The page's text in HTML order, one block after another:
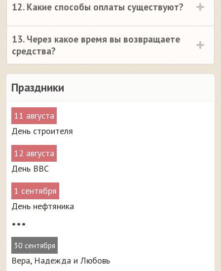
Праздники
11 августа
День строителя
12 августа
День ВВС
1 сентября
День нефтяника
•••
30 сентября
Вера, Надежда и Любовь
12. Какие способы оплаты существуют?
13. Через какое время вы возвращаете
средства?